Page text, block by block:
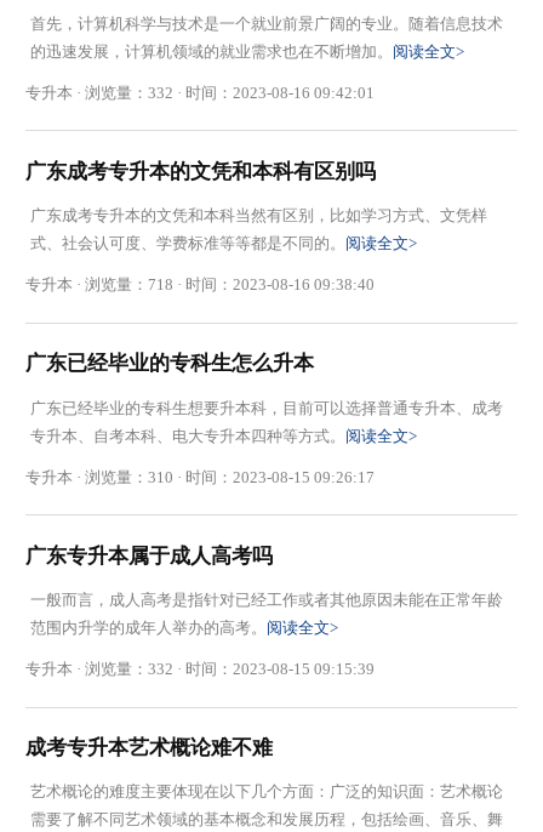
首先，计算机科学与技术是一个就业前景广阔的专业。随着信息技术
的迅速发展，计算机领域的就业需求也在不断增加。 阅读全文>
专升本 · 浏览量：332 · 时间：2023-08-16 09:42:01
广东成考专升本的文凭和本科有区别吗
广东成考专升本​的文凭和本科当然有区别，比如学习方式、文凭样
式、社会认可度、学费标准等等都是不同的。 阅读全文>
专升本 · 浏览量：718 · 时间：2023-08-16 09:38:40
广东已经毕业的专科生怎么升本
广东已经毕业的专科生想要升本科，目前可以选择普通专升本、成考
专升本​、自考本科、电大专升本四种等方式。 阅读全文>
专升本 · 浏览量：310 · 时间：2023-08-15 09:26:17
广东专升本属于成人高考吗
一般而言，成人高考是指针对已经工作或者其他原因未能在正常年龄
范围内升学的成年人举办的高考。 阅读全文>
专升本 · 浏览量：332 · 时间：2023-08-15 09:15:39
成考专升本艺术概论难不难
艺术概论的难度主要体现在以下几个方面：广泛的知识面：艺术概论
需要了解不同艺术领域的基本概念和发展历程，包括绘画、音乐、舞